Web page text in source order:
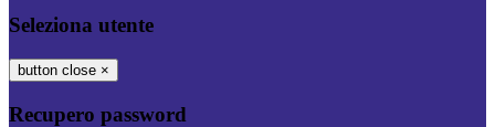
Seleziona utente
button close ×
Recupero password